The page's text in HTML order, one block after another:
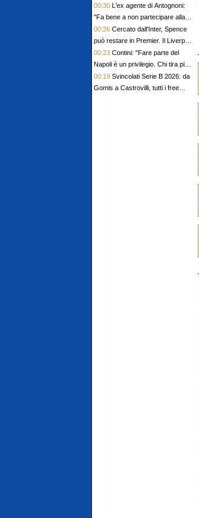
domanda senza risposta
00:30 L'ex agente di Antognoni:
"Fa bene a non partecipare alla
festa, Commisso ci vada a cena"
00:26 Cercato dall'Inter, Spence
può restare in Premier. Il Liverpool
ci ha messo gli occhi
00:23 Contini: "Fare parte del
Napoli è un privilegio. Chi tira più
forte? I brasiliani"
00:19 Svincolati Serie B 2026: da
Gomis a Castrovilli, tutti i free